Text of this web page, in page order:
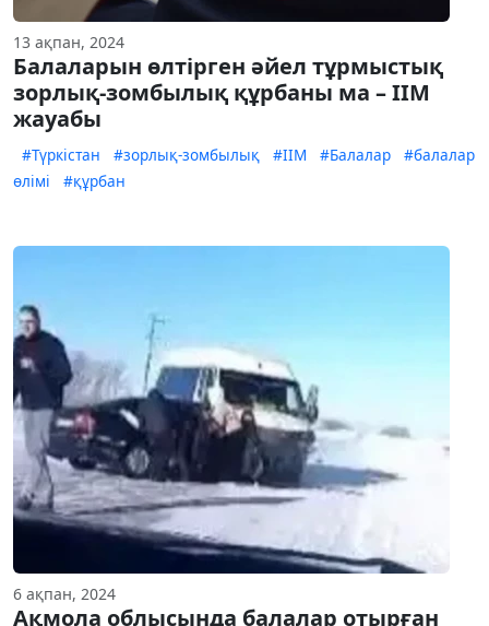
13 ақпан, 2024
Балаларын өлтірген әйел тұрмыстық
зорлық-зомбылық құрбаны ма – ІІМ
жауабы
#Түркістан #зорлық-зомбылық #ІІМ #Балалар
#балалар
өлімі
#құрбан
6 ақпан, 2024
Ақмола облысында балалар отырған